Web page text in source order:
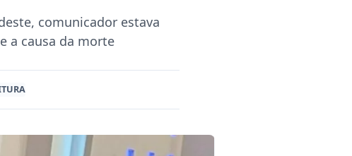
comunicador estava
a causa da morte